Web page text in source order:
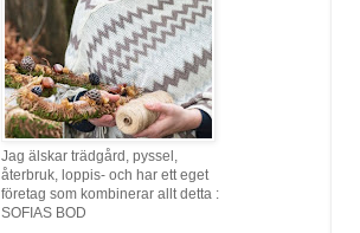
Jag älskar trädgård, pyssel,
återbruk, loppis- och har ett eget
företag som kombinerar allt detta :
SOFIAS BOD